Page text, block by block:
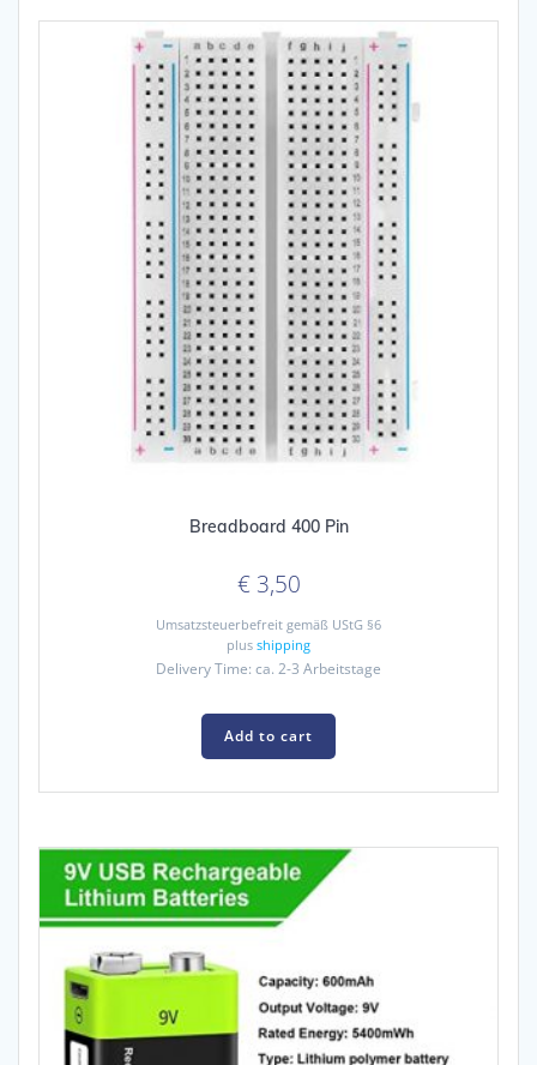
Breadboard 400 Pin
€3,50
Umsatzsteuerbefreit gemäß UStG §6
plus shipping
Delivery Time: ca. 2-3 Arbeitstage
Add to cart